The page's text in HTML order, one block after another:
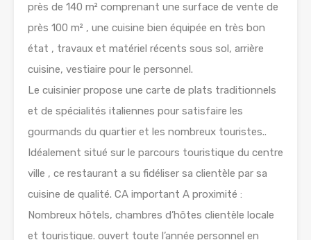
près de 140 m² comprenant une surface de vente de
près 100 m² , une cuisine bien équipée en très bon
état , travaux et matériel récents sous sol, arrière
cuisine, vestiaire pour le personnel.
Le cuisinier propose une carte de plats traditionnels
et de spécialités italiennes pour satisfaire les
gourmands du quartier et les nombreux touristes..
Idéalement situé sur le parcours touristique du centre
ville , ce restaurant a su fidéliser sa clientèle par sa
cuisine de qualité. CA important A proximité :
Nombreux hôtels, chambres d’hôtes clientèle locale
et touristique. ouvert toute l’année personnel en